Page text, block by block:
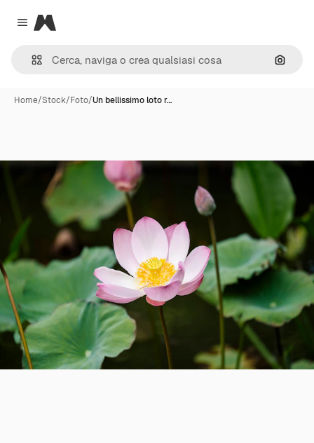
Close menu
Magnific
Cerca
Home/Stock/Foto/Un bellissimo loto r…